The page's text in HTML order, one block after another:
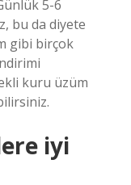
5-6
bu da diyete
gibi birçok
kuru üzüm
iyi